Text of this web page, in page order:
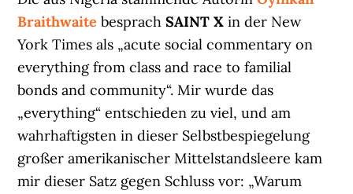
Braithwaite besprachSAINT Xin der New
York Times als „acute social commentary on
everything from class and race to familial
bonds and community“. Mir wurde das
„everything“ entschieden zu viel, und am
wahrhaftigsten in dieser Selbstbespiegelung
großer amerikanischer Mittelstandsleere kam
mir dieser Satz gegen Schluss vor: „Warum